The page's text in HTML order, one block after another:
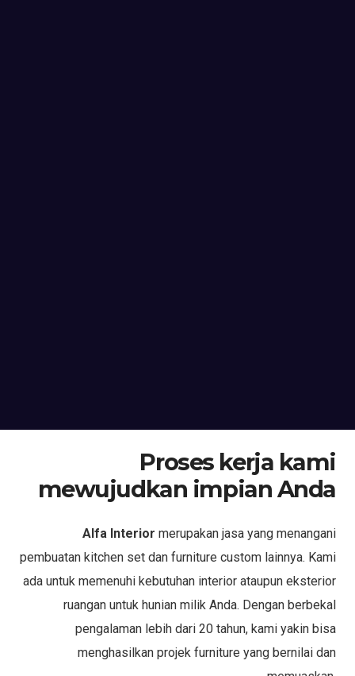
Proses kerja kami
mewujudkan impian Anda
Alfa Interior merupakan jasa yang menangani
pembuatan kitchen set dan furniture custom lainnya. Kami
ada untuk memenuhi kebutuhan interior ataupun eksterior
ruangan untuk hunian milik Anda. Dengan berbekal
pengalaman lebih dari 20 tahun, kami yakin bisa
menghasilkan projek furniture yang bernilai dan